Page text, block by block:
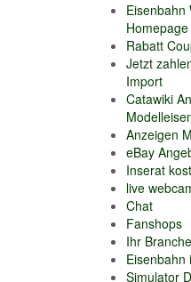
Eisenbahn
Homepage
Rabatt
Jetzt
Import
Catawiki
Anzeigen
eBay
Inserat
live
Chat
Fanshops
Ihr
Eisenbahn
Simulator